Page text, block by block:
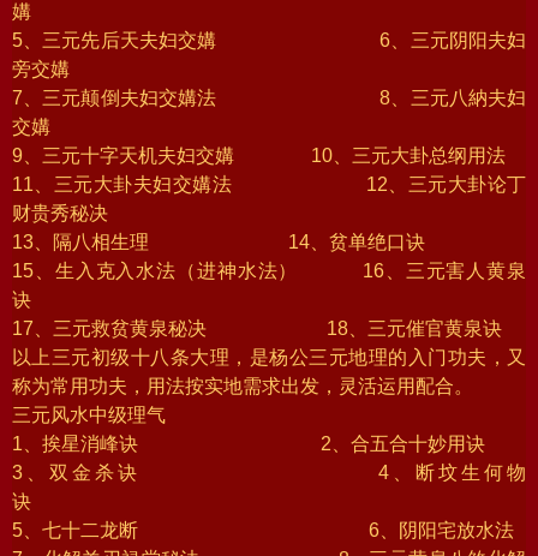
媾
5、三元先后天夫妇交媾 6、三元阴阳夫妇
旁交媾
7、三元颠倒夫妇交媾法 8、三元八納夫妇
交媾
9、三元十字天机夫妇交媾 10、三元大卦总纲用法
11、三元大卦夫妇交媾法 12、三元大卦论丁
财贵秀秘决
13、隔八相生理 14、贫单绝口诀
15、生入克入水法（进神水法） 16、三元害人黄泉
诀
17、三元救贫黄泉秘决 18、三元催官黄泉诀
以上三元初级十八条大理，是杨公三元地理的入门功夫，又
称为常用功夫，用法按实地需求出发，灵活运用配合。
三元风水中级理气
1、挨星消峰诀 2、合五合十妙用诀
3、双金杀诀 4、断坟生何物
诀
5、七十二龙断 6、阴阳宅放水法